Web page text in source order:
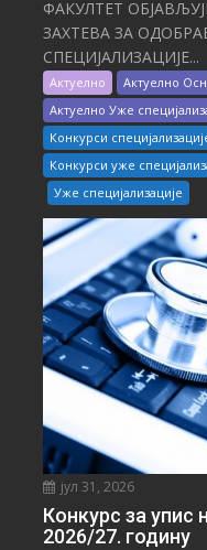
ФАКУЛТЕТ
ЗАХТЕВА ЗА
СПЕЦИЈАЛИЗАЦИЈЕ...
Актуелно
Актуелно
Актуелно Уже
Конкурси
Конкурси уже
Уже специјализације
јул 31, 2026
Конкурс за
2026/27. годину